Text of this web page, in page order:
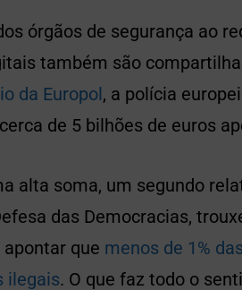
órgãos de segurança ao
também são
da Europol, a polícia
de 5 bilhões de euros
alta soma, um segundo
das Democracias,
que menos de 1%
ilegais. O que faz todo o